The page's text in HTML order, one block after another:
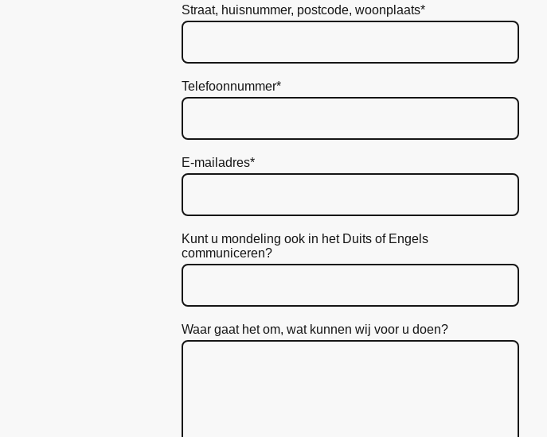
Straat, huisnummer, postcode, woonplaats*
Telefoonnummer*
E-mailadres*
Kunt u mondeling ook in het Duits of Engels
communiceren?
Waar gaat het om, wat kunnen wij voor u doen?